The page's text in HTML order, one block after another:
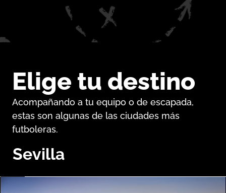
Elige tu destino
Acompañando a tu equipo o de escapada,
estas son algunas de las ciudades más
futboleras.
Sevilla